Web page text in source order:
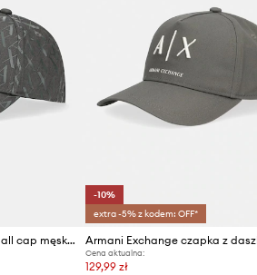
Armani Exchange baseball cap męska bawełniana
-10%
extra -5% z kodem: OFF*
Cena aktualna:
129,99 zł